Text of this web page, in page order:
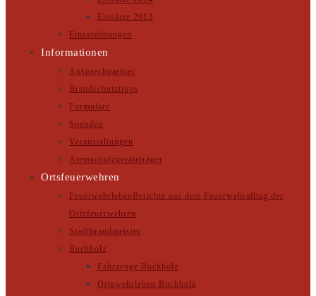
Einsätze 2013
Einsatzübungen
Informationen
Ansprechpartner
Brandschutztipps
Formulare
Spenden
Veranstaltungen
Atemschutzgeräteträger
Ortsfeuerwehren
Feuerwehrleben Berichte aus dem Feuerwehralltag der
Ortsfeuerwehren
Stadtbrandmeister
Buchholz
Fahrzeuge Buchholz
Ortswehrleben Buchholz